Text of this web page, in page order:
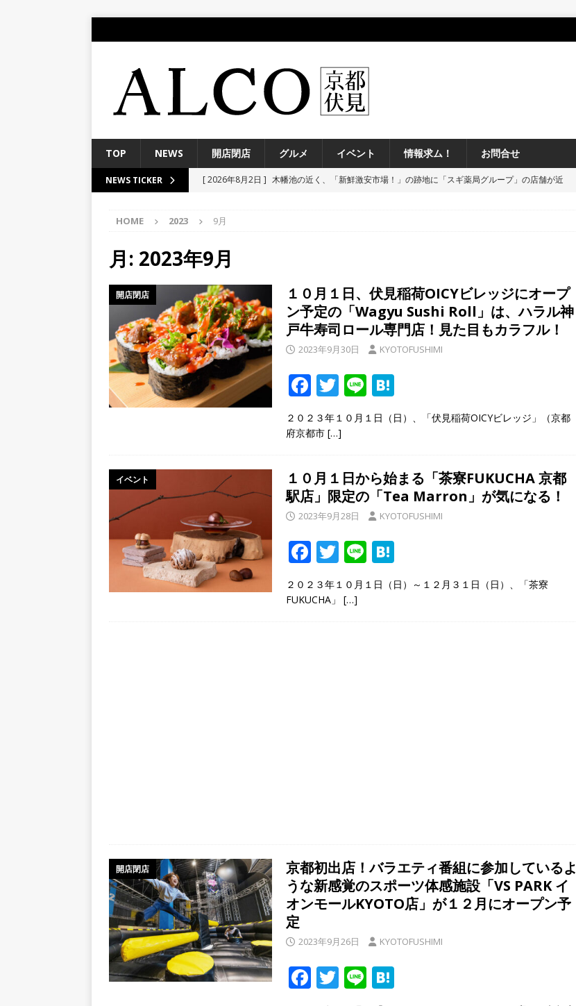
TOP NEWS 開店閉店 グルメ イベント 情報求ム！ お問合せ
NEWS TICKER [ 2026年8月2日 ] 木幡池の近く、「新鮮激安市場！」の跡地に「スギ薬局グループ」の店舗が近
[ 2026年7月29日 ]
来る！【伏見大手筋商店街】
見区】
開店閉店
[ 2026年7月23日 ]
「屋号がない！担担麺 専門店」が府道３６号線に移転してる！旧店舗のすぐ近
く【京都府宇治市】
開店閉店
[ 2026年8月4日 ]
市／２０２６】
イベント
HOME 2023 9月
月: 2023年9月
開店閉店
１０月１日、伏見稲荷OICYビレッジにオープ
ン予定の「Wagyu Sushi Roll」は、ハラル神
戸牛寿司ロール専門店！見た目もカラフル！
2023年9月30日 KYOTOFUSHIMI
F
ac
e
o
o
k
T
w
itt
Li
n
e
at
e
a
２０２３年１０月１日（日）、「伏見稲荷OICYビレッジ」（京都
府京都市 […]
イベント
１０月１日から始まる「茶寮FUKUCHA 京都
駅店」限定の「Tea Marron」が気になる！
2023年9月28日 KYOTOFUSHIMI
F
ac
e
T
w
itt
Li
n
e
at
e
２０２３年１０月１日（日）～１２月３１日（日）、「茶寮
FUKUCHA」 […]
開店閉店
京都初出店！バラエティ番組に参加しているよ
うな新感覚のスポーツ体感施設「VS PARK イ
オンモールKYOTO店」が１２月にオープン予
定
2023年9月26日 KYOTOFUSHIMI
F
ac
T
w
Li
n at